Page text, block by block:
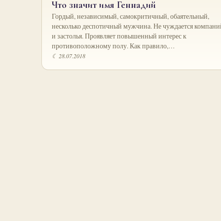
Что значит имя Геннадий
Гордый, независимый, самокритичный, обаятельный,
несколько деспотичный мужчина. Не чуждается
и застолья. Проявляет повышенный интерес к
противоположному полу. Как правило,…
☾ 28.07.2018